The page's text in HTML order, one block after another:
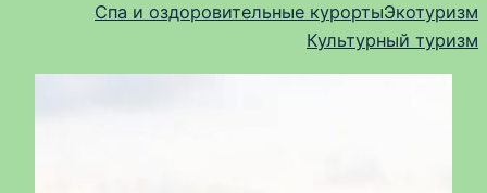
Спа и оздоровительные курортыЭкотуризм
Культурный туризм